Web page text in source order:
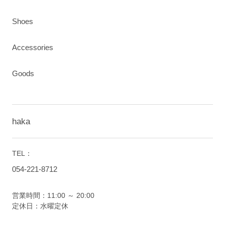
Shoes
Accessories
Goods
haka
TEL：
054-221-8712
営業時間：11:00 ～ 20:00
定休日：水曜定休